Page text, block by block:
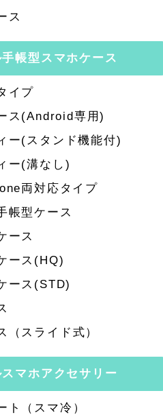
ス
帳型スマホケース
イプ
ス(Android専用)
ー(スタンド機能付)
ー(溝なし)
両対応タイプ
帳型ケース
ース
ース(HQ)
ース(STD)
（スライド式）
マホアクセサリー
ト（スマ冷）